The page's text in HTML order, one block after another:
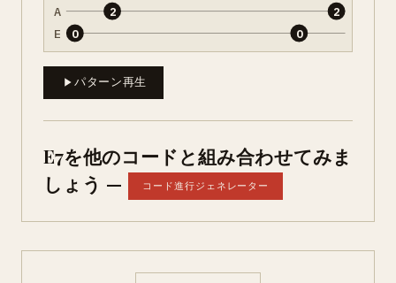
A
E 0
2
0
2
パターン再生
E7を他のコードと組み合わせてみま
しょう —
コード進行ジェネレーター